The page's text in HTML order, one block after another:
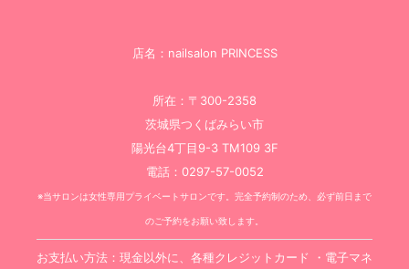
店名：nailsalon PRINCESS
所在：〒300-2358
茨城県つくばみらい市
陽光台4丁目9-3 TM109 3F
電話：0297-57-0052
※当サロンは女性専用プライベートサロンです。完全予約制のため、必ず前日まで
のご予約をお願い致します。
お支払い方法：現金以外に、各種クレジットカード ・電子マネ